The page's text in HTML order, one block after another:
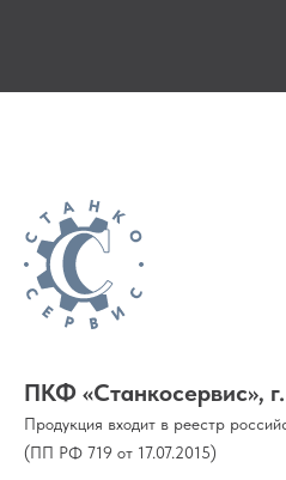
ПКФ «Станкосервис»,
Продукция входит в реестр
(ПП РФ 719 от 17.07.2015)